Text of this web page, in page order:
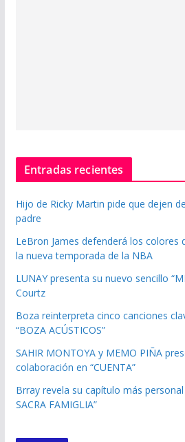
Entradas recientes
Hijo de Ricky Martin pide que dejen
padre
LeBron James defenderá los colores
la nueva temporada de la NBA
LUNAY presenta su nuevo sencillo
Courtz
Boza reinterpreta cinco canciones
“BOZA ACÚSTICOS”
SAHIR MONTOYA y MEMO PIÑA
colaboración en “CUENTA”
Brray revela su capítulo más
SACRA FAMIGLIA”